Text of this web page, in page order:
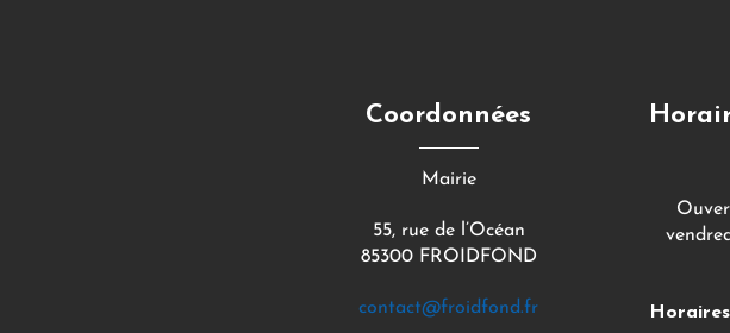
Coordonnées
Mairie
55, rue de l’Océan
85300 FROIDFOND
contact@froidfond.fr